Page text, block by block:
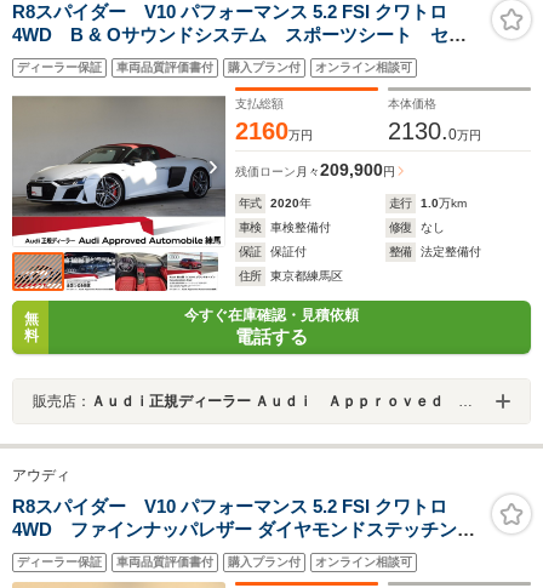
R8スパイダー V10 パフォーマンス 5.2 FSI クワトロ
4WD B & Oサウンドシステム スポーツシート セラ
ミックブレーキ グロスレッドブレーキキャリパー ダイ
ナミックステアリング ファインナッパレザー ダイヤモ
ンドステッチングb認定中古車
ディーラー保証 車両品質評価書付 購入プラン付 オンライン相談可
支払総額
2160万円
本体価格
2130.0万円
残価ローン 月々209,900円
年式 2020年 走行 1.0万km
車検
車検整備付 修復
なし
保証
保証付 整備
法定整備付
住所
東京都練馬区
無
料
今すぐ在庫確認・見積依頼
電話する
販売店： Ａｕｄｉ正規ディーラー Ａｕｄｉ Ａｐｐｒｏｖｅｄ Ａｕｔｏｍｏｂｉｌｅ練馬
アウディ
R8スパイダー V10 パフォーマンス 5.2 FSI クワトロ
4WD ファインナッパレザー ダイヤモンドステッチン
グ Bang & Olufsen アイスシルバー メタリック ダイ
ナミックステアリング 5ツインスポークダイナミックデ
ディーラー保証 車両品質評価書付 購入プラン付 オンライン相談可